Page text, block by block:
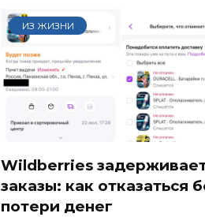
ИЗ ЖИЗНИ
Wildberries
заказы: как отказаться
потери денег